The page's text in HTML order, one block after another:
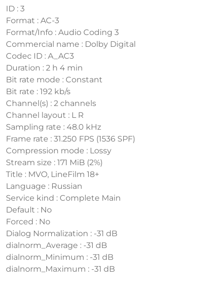
ID : 3
Format : AC-3
Format/Info : Audio Coding 3
Commercial name : Dolby Digital
Codec ID : A_AC3
Duration : 2 h 4 min
Bit rate mode : Constant
Bit rate : 192 kb/s
Channel(s) : 2 channels
Channel layout : L R
Sampling rate : 48.0 kHz
Frame rate : 31.250 FPS (1536 SPF)
Compression mode : Lossy
Stream size : 171 MiB (2%)
Title : MVO, LineFilm 18+
Language : Russian
Service kind : Complete Main
Default : No
Forced : No
Dialog Normalization : -31 dB
dialnorm_Average : -31 dB
dialnorm_Minimum : -31 dB
dialnorm_Maximum : -31 dB